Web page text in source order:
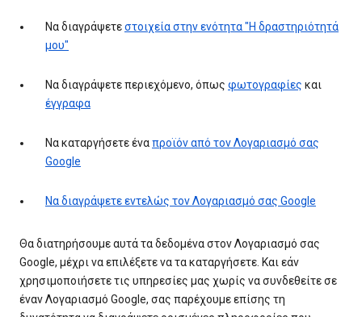
Να διαγράψετεστοιχεία στην ενότητα "Η δραστηριότητά
μου"
Να διαγράψετε περιεχόμενο, όπως φωτογραφίες και
έγγραφα
Να καταργήσετε έναπροϊόν από τον Λογαριασμό σας
Google
Να διαγράψετε εντελώς τον Λογαριασμό σας Google
Θα διατηρήσουμε αυτά τα δεδομένα στον Λογαριασμό σας
Google, μέχρι να επιλέξετε να τα καταργήσετε. Και εάν
χρησιμοποιήσετε τις υπηρεσίες μας χωρίς να συνδεθείτε σε
έναν Λογαριασμό Google, σας παρέχουμε επίσης τη